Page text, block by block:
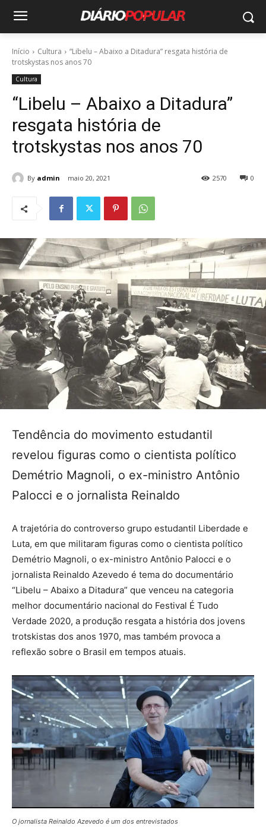
Início Cultura
“Libelu – Abaixo a Ditadura” resgata história de
trotskystas nos anos 70
Cultura
“Libelu – Abaixo a Ditadura”
resgata história de
trotskystas nos anos 70
By admin maio 20, 2021 0
2570
Tendência do movimento estudantil
revelou figuras como o cientista político
Demétrio Magnoli, o ex-ministro Antônio
Palocci e o jornalista Reinaldo
A trajetória do controverso grupo estudantil Liberdade e
Luta, em que militaram figuras como o cientista político
Demétrio Magnoli, o ex-ministro Antônio Palocci e o
jornalista Reinaldo Azevedo é tema do documentário
“Libelu – Abaixo a Ditadura” que venceu na categoria
melhor documentário nacional do Festival É Tudo
Verdade 2020, a produção resgata a história dos jovens
trotskistas dos anos 1970, mas também provoca a
reflexão sobre o Brasil em tempos atuais.
O jornalista Reinaldo Azevedo é um dos entrevistados